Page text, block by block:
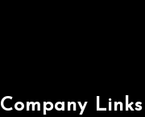
Company Links